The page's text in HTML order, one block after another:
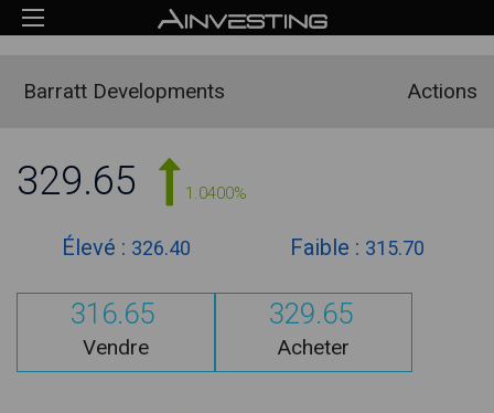
Barratt Developments Actions
329.65 1.0400%
Élevé : 326.40 Faible : 315.70
316.65
Vendre
329.65
Acheter